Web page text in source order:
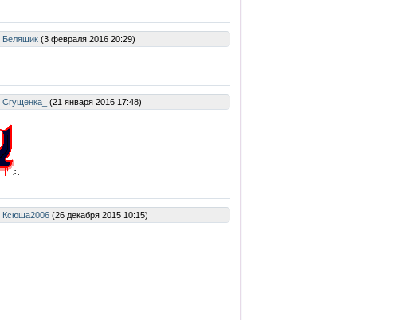
Беляшик (3 февраля 2016 20:29)
Сгущенка_ (21 января 2016 17:48)
Ксюша2006 (26 декабря 2015 10:15)